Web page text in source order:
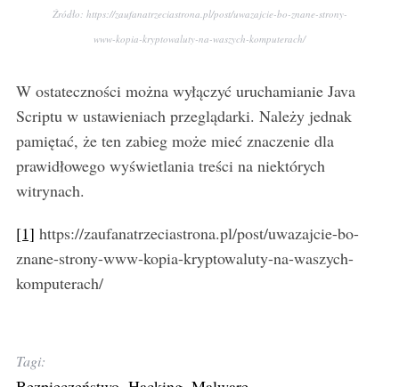
Źródło: https://zaufanatrzeciastrona.pl/post/uwazajcie-bo-znane-strony-
www-kopia-kryptowaluty-na-waszych-komputerach/
W ostateczności można wyłączyć uruchamianie Java
Scriptu w ustawieniach przeglądarki. Należy jednak
pamiętać, że ten zabieg może mieć znaczenie dla
prawidłowego wyświetlania treści na niektórych
witrynach.
[1] https://zaufanatrzeciastrona.pl/post/uwazajcie-bo-
znane-strony-www-kopia-kryptowaluty-na-waszych-
komputerach/
Tagi: